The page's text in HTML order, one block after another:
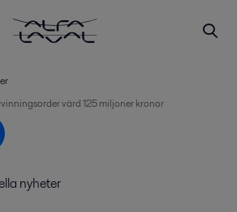
värd 125 miljoner kronor
nyheter